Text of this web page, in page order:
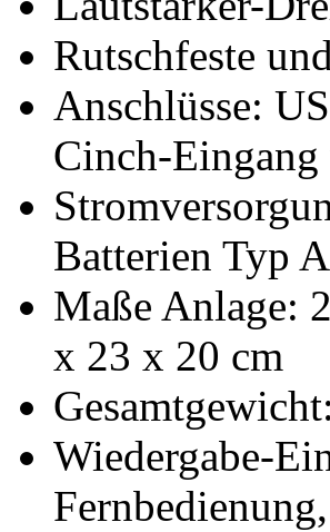
Rutschfeste
Anschlüsse:
Cinch-Eingang
Batterien Typ
Maße Anlage:
x 23 x 20 cm
Wiedergabe-